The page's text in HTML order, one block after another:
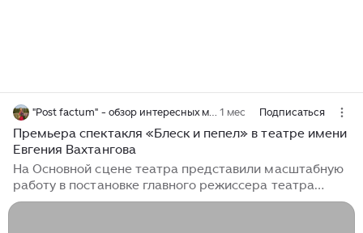
1 мес Подписаться
Премьера спектакля «Блеск и пепел» в театре имени
Евгения Вахтангова
На Основной сцене театра представили масштабную
работу в постановке главного режиссера театра
Анатолия Шульева по пьесе Сергея Плотова. История